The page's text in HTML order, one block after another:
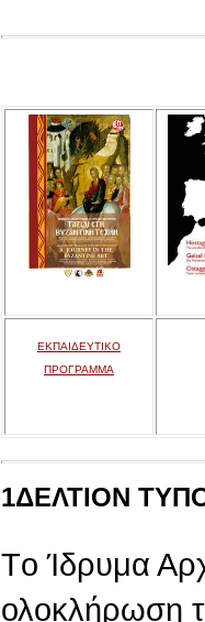
ΕΚΠΑΙΔΕΥΤΙΚΟ
ΠΡΟΓΡΑΜΜΑ
1ΔΕΛΤΙΟΝ
Tο Ίδρυμα
ολοκλήρωση